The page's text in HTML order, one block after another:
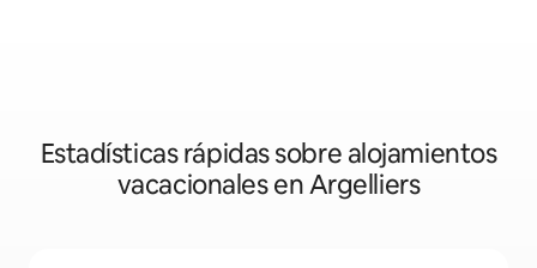
Estadísticas rápidas sobre alojamientos
vacacionales en Argelliers